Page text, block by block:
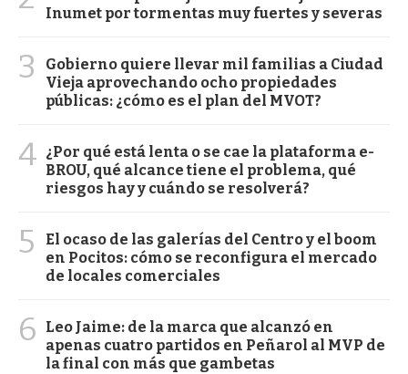
Inumet por tormentas muy fuertes y severas
3
Gobierno quiere llevar mil familias a Ciudad
Vieja aprovechando ocho propiedades
públicas: ¿cómo es el plan del MVOT?
4 ¿Por qué está lenta o se cae la plataforma e-
BROU, qué alcance tiene el problema, qué
riesgos hay y cuándo se resolverá?
5
El ocaso de las galerías del Centro y el boom
en Pocitos: cómo se reconfigura el mercado
de locales comerciales
6
Leo Jaime: de la marca que alcanzó en
apenas cuatro partidos en Peñarol al MVP de
la final con más que gambetas